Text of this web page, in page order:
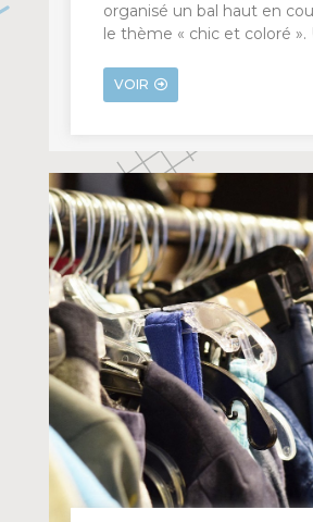
organisé un bal haut en
le thème « chic et coloré ».
VOIR